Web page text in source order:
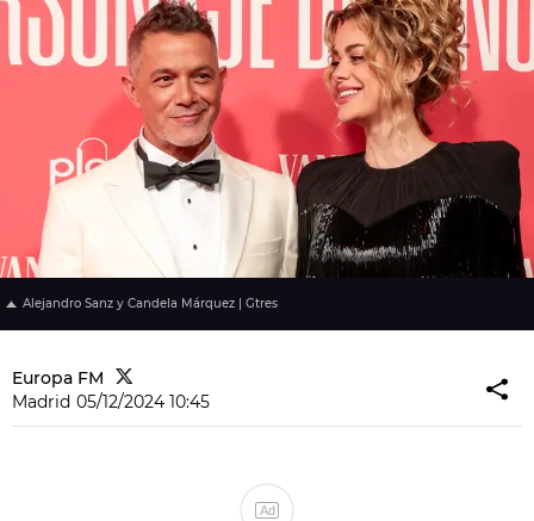
Alejandro Sanz y Candela Márquez | Gtres
Europa FM
Madrid 05/12/2024 10:45
Ad